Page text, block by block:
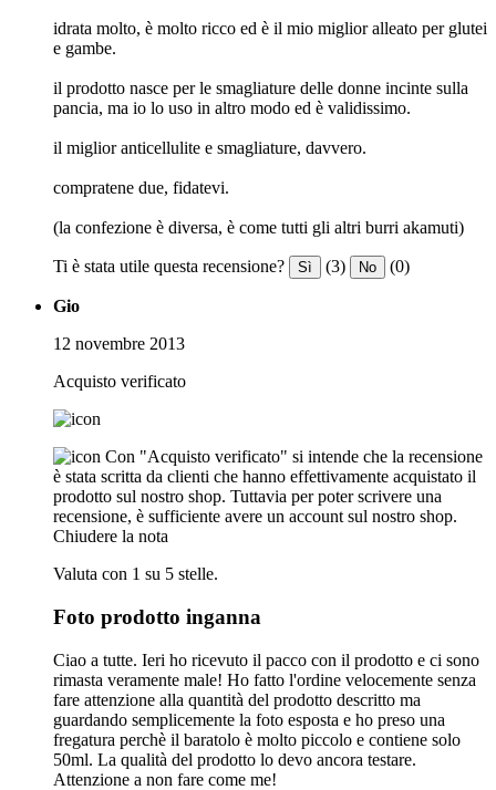
idrata molto, è molto ricco ed è il mio miglior alleato per glutei
e gambe.
il prodotto nasce per le smagliature delle donne incinte sulla
pancia, ma io lo uso in altro modo ed è validissimo.
il miglior anticellulite e smagliature, davvero.
compratene due, fidatevi.
(la confezione è diversa, è come tutti gli altri burri akamuti)
Ti è stata utile questa recensione? Sì (3) No (0)
Gio
12 novembre 2013
Acquisto verificato
Con "Acquisto verificato" si intende che la recensione
è stata scritta da clienti che hanno effettivamente acquistato il
prodotto sul nostro shop. Tuttavia per poter scrivere una
recensione, è sufficiente avere un account sul nostro shop.
Chiudere la nota
Valuta con 1 su 5 stelle.
Foto prodotto inganna
Ciao a tutte. Ieri ho ricevuto il pacco con il prodotto e ci sono
rimasta veramente male! Ho fatto l'ordine velocemente senza
fare attenzione alla quantità del prodotto descritto ma
guardando semplicemente la foto esposta e ho preso una
fregatura perchè il baratolo è molto piccolo e contiene solo
50ml. La qualità del prodotto lo devo ancora testare.
Attenzione a non fare come me!